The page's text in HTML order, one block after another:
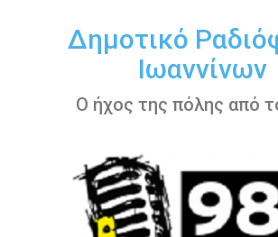
περιεχόμενοΔημοτικό
Ιωαννίνων
Ο ήχος της πόλης από